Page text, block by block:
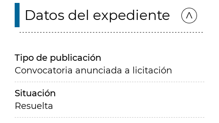
Datos del expediente
Tipo de publicación
Convocatoria anunciada a licitación
Situación
Resuelta